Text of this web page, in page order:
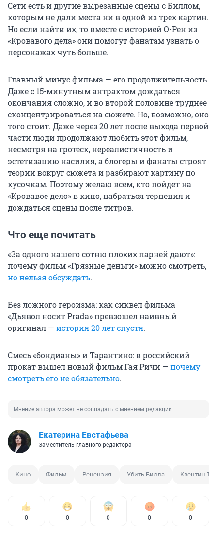
Сети есть и другие вырезанные сцены с Биллом,
которым не дали места ни в одной из трех картин.
Но если найти их, то вместе с историей О-Рен из
«Кровавого дела» они помогут фанатам узнать о
персонажах чуть больше.
Главный минус фильма — его продолжительность.
Даже с 15-минутным антрактом дождаться
окончания сложно, и во второй половине труднее
сконцентрироваться на сюжете. Но, возможно, оно
того стоит. Даже через 20 лет после выхода первой
части люди продолжают любить этот фильм,
несмотря на гротеск, нереалистичность и
эстетизацию насилия, а блогеры и фанаты строят
теории вокруг сюжета и разбирают картину по
кусочкам. Поэтому желаю всем, кто пойдет на
«Кровавое дело» в кино, набраться терпения и
дождаться сцены после титров.
Что еще почитать
«За одного нашего сотню плохих парней дают»:
почему фильм «Грязные деньги» можно смотреть,
но нельзя обсуждать.
Без ложного героизма: как сиквел фильма
«Дьявол носит Prada» превзошел наивный
оригинал — история 20 лет спустя.
Смесь «бондианы» и Тарантино: в российский
прокат вышел новый фильм Гая Ричи — почему
смотреть его не обязательно.
Мнение автора может не совпадать с мнением редакции
Екатерина Евстафьева
Заместитель главного редактора
Кино Фильм Рецензия Убить Билла Квентин
0 0 0 0 0